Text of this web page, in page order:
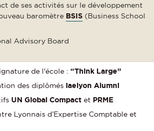
de ses activités sur le développement
baromètre BSIS (Business School
Advisory Board
de l'école :“Think Large”
des diplômés iaelyon Alumni
UN Global Compactet PRME
Lyonnais d’Expertise Comptable et